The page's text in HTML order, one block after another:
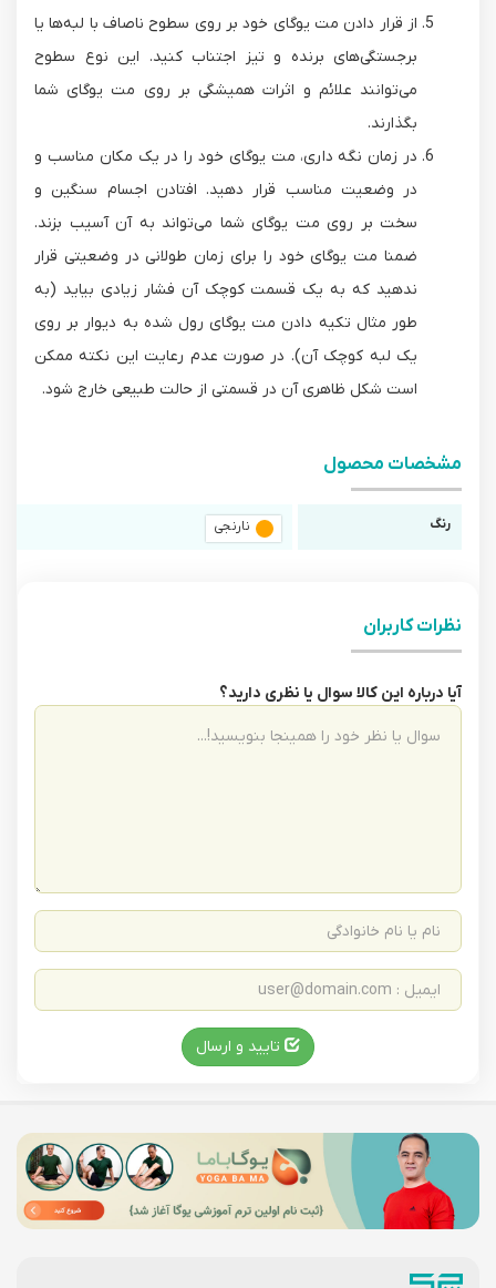
از قرار دادن مت یوگای خود بر روی سطوح ناصاف با لبه‌ها یا
برجستگی‌های برنده و تیز اجتناب کنید. این نوع سطوح
می‌توانند علائم و اثرات همیشگی بر روی مت یوگای شما
بگذارند.
در زمان نگه داری، مت یوگای خود را در یک مکان مناسب و
در وضعیت مناسب قرار دهید. افتادن اجسام سنگین و
سخت بر روی مت یوگای شما می‌تواند به آن آسیب بزند.
ضمنا مت یوگای خود را برای زمان طولانی در وضعیتی قرار
ندهید که به یک قسمت کوچک آن فشار زیادی بیاید (به
طور مثال تکیه دادن مت یوگای رول شده به دیوار بر روی
یک لبه کوچک آن). در صورت عدم رعایت این نکته ممکن
است شکل ظاهری آن در قسمتی از حالت طبیعی خارج شود.
مشخصات محصول
رنگ نارنجی
نظرات کاربران
آیا درباره این کالا سوال یا نظری دارید؟